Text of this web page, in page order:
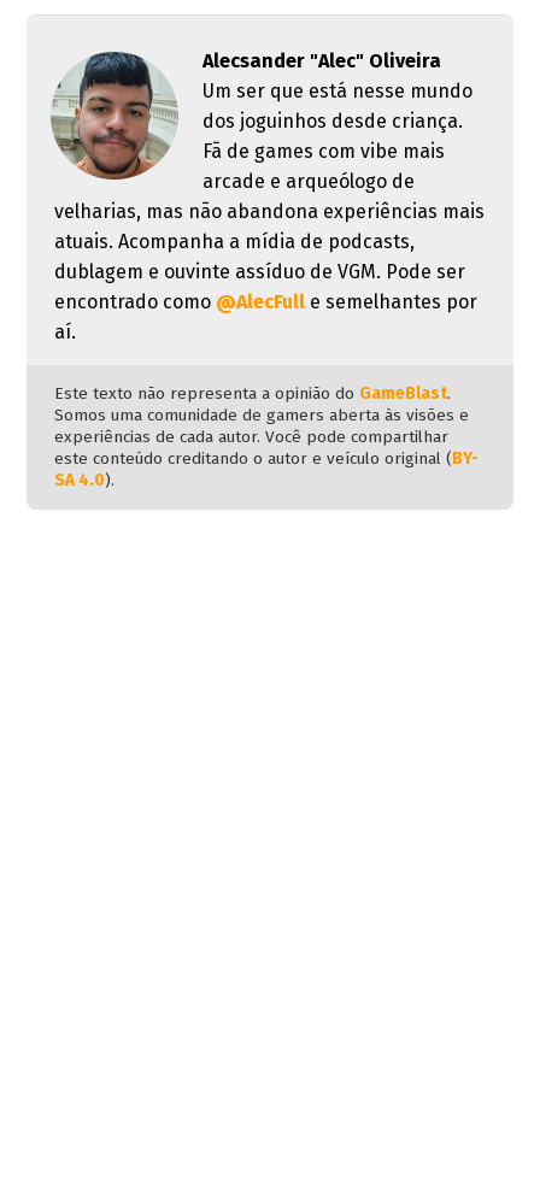
Alecsander "Alec" Oliveira
Um ser que está nesse mundo
dos joguinhos desde criança.
Fã de games com vibe mais
arcade e arqueólogo de
velharias, mas não abandona experiências mais
atuais. Acompanha a mídia de podcasts,
dublagem e ouvinte assíduo de VGM. Pode ser
encontrado como @AlecFulle semelhantes por
aí.
Este texto não representa a opinião do GameBlast.
Somos uma comunidade de gamers aberta às visões e
experiências de cada autor. Você pode compartilhar
este conteúdo creditando o autor e veículo original (BY-
SA 4.0).